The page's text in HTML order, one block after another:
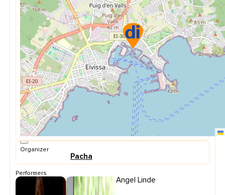
Organizer
Pacha
Performers
Angel Linde